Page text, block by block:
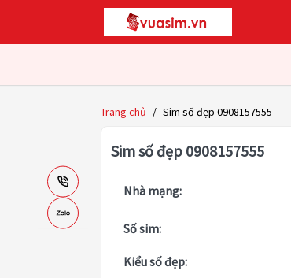
Trang chủ / Sim số đẹp 0908157555
Sim số đẹp 0908157555
Nhà mạng:
Số sim:
Kiểu số đẹp: